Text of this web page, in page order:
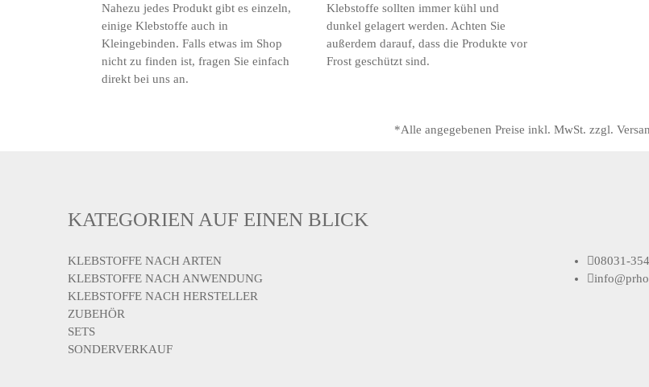
Nahezu jedes Produkt gibt es einzeln,
einige Klebstoffe auch in
Kleingebinden. Falls etwas im Shop
nicht zu finden ist, fragen Sie einfach
direkt bei uns an.
Klebstoffe sollten immer kühl und
dunkel gelagert werden. Achten Sie
außerdem darauf, dass die Produkte vor
Frost geschützt sind.
*Alle angegebenen Preise inkl. MwSt. zzgl.
KATEGORIEN AUF EINEN BLICK
KLEBSTOFFE NACH ARTEN
KLEBSTOFFE NACH ANWENDUNG
KLEBSTOFFE NACH HERSTELLER
ZUBEHÖR
SETS
SONDERVERKAUF
08031-